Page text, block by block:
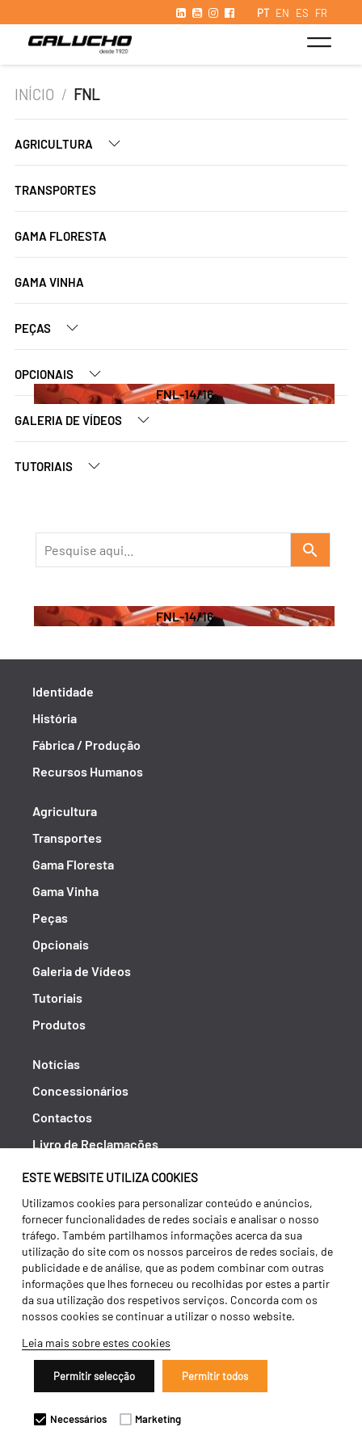
PT EN ES FR
ESTE WEBSITE UTILIZA COOKIES
Utilizamos cookies para personalizar conteúdo e anúncios,
fornecer funcionalidades de redes sociais e analisar o nosso
tráfego. Também partilhamos informações acerca da sua
utilização do site com os nossos parceiros de redes sociais, de
publicidade e de análise, que as podem combinar com outras
informações que lhes forneceu ou recolhidas por estes a partir
da sua utilização dos respetivos serviços. Concorda com os
nossos cookies se continuar a utilizar o nosso website.
Leia mais sobre estes cookies
Permitir selecção Permitir todos
Necessários Marketing
INÍCIO / FNL
AGRICULTURA
TRANSPORTES
GAMA FLORESTA
GAMA VINHA
PEÇAS
OPCIONAIS
GALERIA DE VÍDEOS
TUTORIAIS
search
FNL-14/16
FNL-14/16
Identidade
História
Fábrica / Produção
Recursos Humanos
Agricultura
Transportes
Gama Floresta
Gama Vinha
Peças
Opcionais
Galeria de Vídeos
Tutoriais
Produtos
Notícias
Concessionários
Contactos
Livro de Reclamações
Política de Privacidade
Canal de Denúncias (RGPC)
Termos e condições